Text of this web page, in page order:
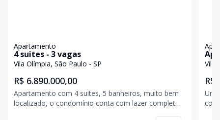
Apartamento
4 suites - 3 vagas
Vila Olímpia, São Paulo - SP
R$ 6.890.000,00
Apartamento com 4 suites, 5 banheiros, muito bem
localizado, o condomínio conta com lazer completo,
Vila
R$